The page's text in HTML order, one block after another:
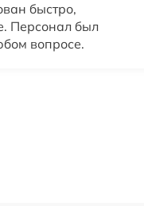
быстро,
Персонал был
вопросе.